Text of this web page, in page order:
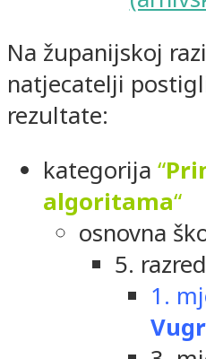
Na županijskoj
natjecatelji
rezultate:
kategorija “
algoritama“
osnovna
5. razred
1.